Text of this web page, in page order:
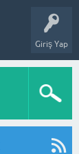
Giriş Yap